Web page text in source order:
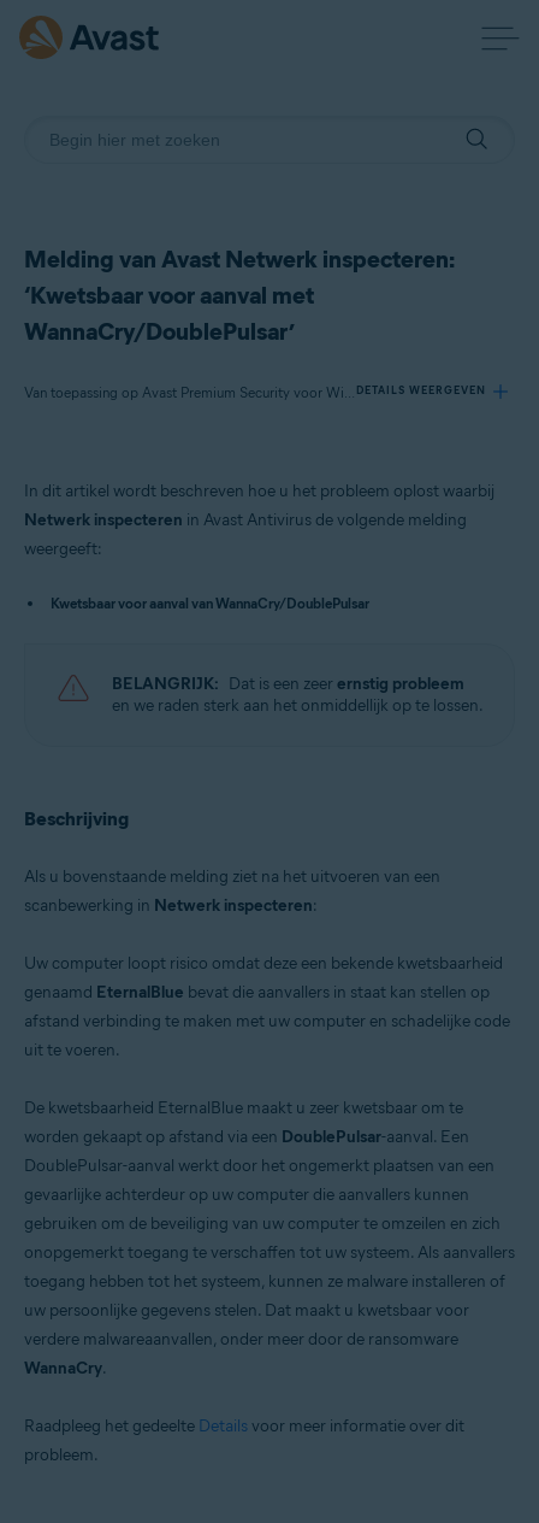
Melding van Avast Netwerk inspecteren:
‘Kwetsbaar voor aanval met
WannaCry/DoublePulsar’
Van toepassing op Avast Premium Security voor Windows, Avast Free Antivirus voor Windows DETAILS WEERGEVEN
Producten:
Avast Premium Security 22.x voor Windows
Microsoft Windows 8 / Pro / Enterprise – 32-/64-bits
Microsoft Windows 7 Home Basic / Home Premium / Professional /
In dit artikel wordt beschreven hoe u het probleem oplost waarbij
Netwerk inspecteren in Avast Antivirus de volgende melding
weergeeft:
Kwetsbaar voor aanval van WannaCry/DoublePulsar
BELANGRIJK: Dat is een zeerernstig probleem
en we raden sterk aan het onmiddellijk op te lossen.
Beschrijving
Als u bovenstaande melding ziet na het uitvoeren van een
scanbewerking in Netwerk inspecteren:
Uw computer loopt risico omdat deze een bekende kwetsbaarheid
genaamd EternalBlue bevat die aanvallers in staat kan stellen op
afstand verbinding te maken met uw computer en schadelijke code
uit te voeren.
De kwetsbaarheid EternalBlue maakt u zeer kwetsbaar om te
worden gekaapt op afstand via een DoublePulsar-aanval. Een
DoublePulsar-aanval werkt door het ongemerkt plaatsen van een
gevaarlijke achterdeur op uw computer die aanvallers kunnen
gebruiken om de beveiliging van uw computer te omzeilen en zich
onopgemerkt toegang te verschaffen tot uw systeem. Als aanvallers
toegang hebben tot het systeem, kunnen ze malware installeren of
uw persoonlijke gegevens stelen. Dat maakt u kwetsbaar voor
verdere malwareaanvallen, onder meer door de ransomware
WannaCry.
Raadpleeg het gedeelte Detailsvoor meer informatie over dit
probleem.